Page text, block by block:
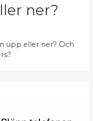
ner?
upp eller ner? Och